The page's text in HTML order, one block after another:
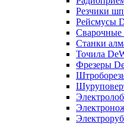
Резчики
Рейсмусы
Сварочные
Станки
Точила
Фрезеры